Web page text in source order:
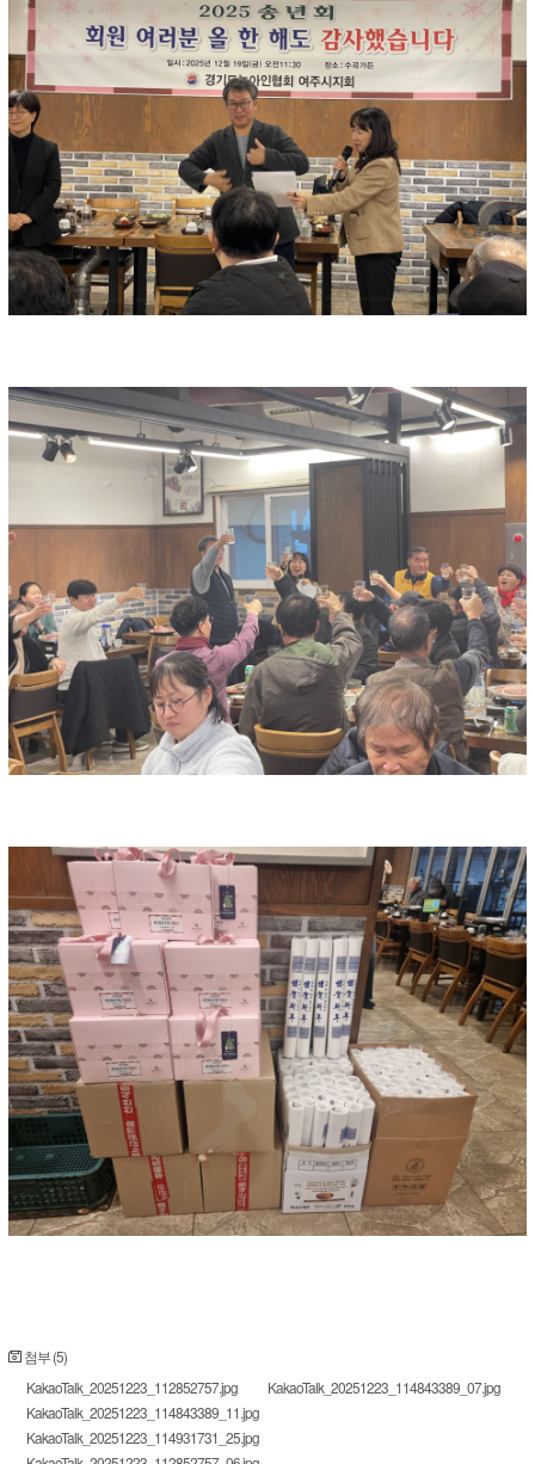
첨부 (5)
KakaoTalk_20251223_112852757.jpg
KakaoTalk_20251223_114843389_07.jpg
KakaoTalk_20251223_114843389_11.jpg
KakaoTalk_20251223_114931731_25.jpg